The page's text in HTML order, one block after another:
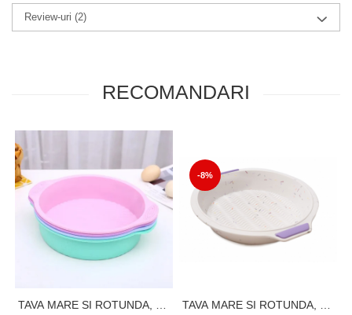
Review-uri (2)
RECOMANDARI
TAVA MARE SI ROTUNDA, DE
-8%
TAVA MARE SI ROTUNDA, DE